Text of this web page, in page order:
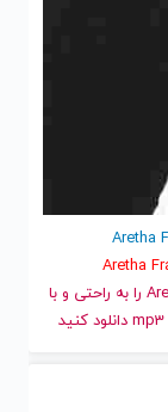
و قدیمی آرتا فرانکلین | Aretha Franklin را به راحتی و با